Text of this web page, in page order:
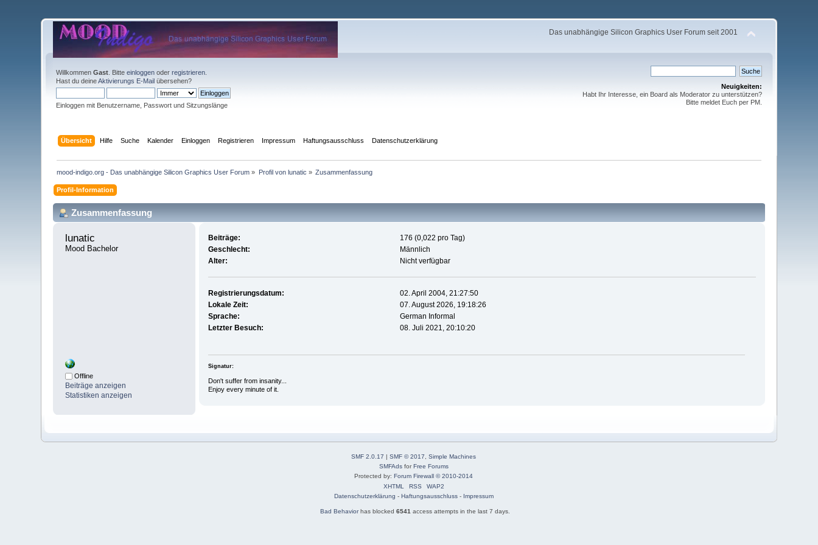
Das unabhängige Silicon Graphics User Forum seit 2001
WillkommenGast . Bitteeinloggen oderregistrieren
Hast du deineAktivierungs E-Mail übersehen?
Einloggen mit Benutzername, Passwort und Sitzungslänge
Neuigkeiten:
Habt Ihr Interesse, ein Board als Moderator zu unterstützen?
Bitte meldet Euch per PM.
Übersicht Hilfe Suche Kalender Einloggen Registrieren Impressum Haftungsausschluss Datenschutzerklärung
mood-indigo.org - Das unabhängige Silicon Graphics User Forum » Profil von lunatic » Zusammenfassung
Profil-Information
Zusammenfassung
lunatic
Mood Bachelor
Offline
Beiträge anzeigen
Statistiken anzeigen
Beiträge:
176 (0,022 pro Tag)
Geschlecht:
Männlich
Alter:
Nicht verfügbar
Registrierungsdatum:
02. April 2004, 21:27:50
Lokale Zeit:
07. August 2026, 19:18:26
Sprache:
German Informal
Letzter Besuch:
08. Juli 2021, 20:10:20
Signatur:
Don't suffer from insanity...
Enjoy every minute of it.
SMF 2.0.17 | SMF © 2017
Simple Machines
SMFAdsforFree Forums
Protected by: Forum Firewall © 2010-2014
XHTML
RSS
WAP2
Datenschutzerklärung - Haftungsausschluss- Impressum
Bad Behaviorhas blocked 6541 access attempts in the last 7 days.